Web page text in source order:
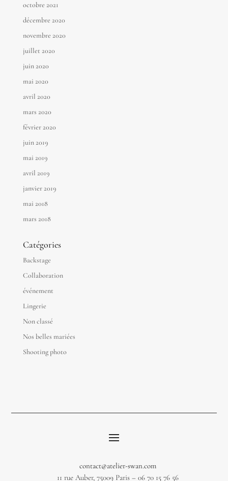
octobre 2021
décembre 2020
novembre 2020
juillet 2020
juin 2020
mai 2020
avril 2020
mars 2020
février 2020
juin 2019
mai 2019
avril 2019
janvier 2019
mai 2018
mars 2018
Catégories
Backstage
Collaboration
événement
Lingerie
Non classé
Nos belles mariées
Shooting photo
contact@atelier-swan.com
11 rue Auber, 75009 Paris – 06 70 15 76 56